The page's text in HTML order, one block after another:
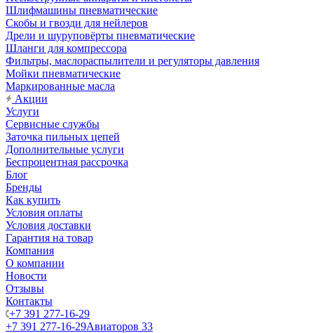
Шлифмашины пневматические
Скобы и гвозди для нейлеров
Дрели и шуруповёрты пневматические
Шланги для компрессора
Фильтры, маслораспылители и регуляторы давления
Мойки пневматические
Маркированные масла
Акции
Услуги
Сервисные службы
Заточка пильных цепей
Дополнительные услуги
Беспроцентная рассрочка
Блог
Бренды
Как купить
Условия оплаты
Условия доставки
Гарантия на товар
Компания
О компании
Новости
Отзывы
Контакты
+7 391 277-16-29
+7 391 277-16-29Авиаторов 33